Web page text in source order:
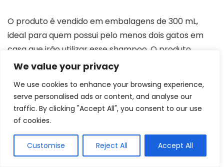
We value your privacy
We use cookies to enhance your browsing experience,
serve personalised ads or content, and analyse our
traffic. By clicking "Accept All", you consent to our use
of cookies.
Customise Reject All Accept All
O produto é vendido em embalagens de 300 mL,
ideal para quem possui pelo menos dois gatos em
casa que irão utilizar esse shampoo. O produto
possui um pH balanceado que
hidratante o pelo do seu gato fica muito mais
sedoso, fácil de ser penteado e é mais difícil o
aparecimentos de possíveis nós.
Shampoo hidratante